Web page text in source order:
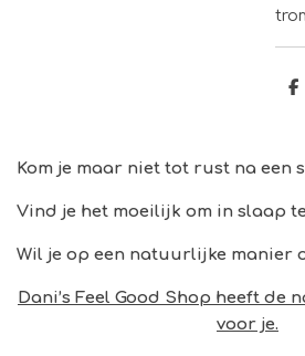
D
Kom je maar niet tot rust na een
Vind je het moeilijk om in slaap
Wil je op een natuurlijke manier
Dani’s Feel Good Shop heeft
voor je.